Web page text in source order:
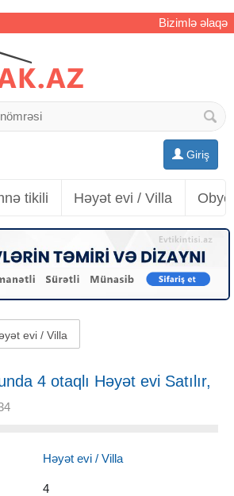
Bizimlə əlaqə
Giriş
tikili Həyət evi / Villa
evi / Villa
4 otaqlı Həyət evi Satılır,
Həyət evi / Villa
4